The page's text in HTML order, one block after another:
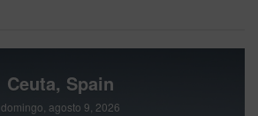
Ceuta, Spain
domingo, agosto 9, 2026